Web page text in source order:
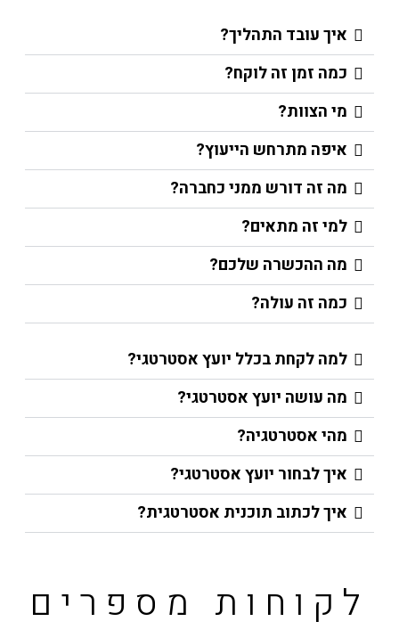
איך עובד התהליך?
כמה זמן זה לוקח?
מי הצוות?
איפה מתרחש הייעוץ?
מה זה דורש ממני כחברה?
למי זה מתאים?
מה ההכשרה שלכם?
כמה זה עולה?
למה לקחת בכלל יועץ אסטרטגי?
מה עושה יועץ אסטרטגי?
מהי אסטרטגיה?
איך לבחור יועץ אסטרטגי?
איך לכתוב תוכנית אסטרטגית?
לקוחות מספרים